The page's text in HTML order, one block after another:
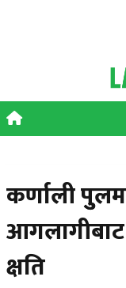
कर्णाली
आगलागीबाट
क्षति